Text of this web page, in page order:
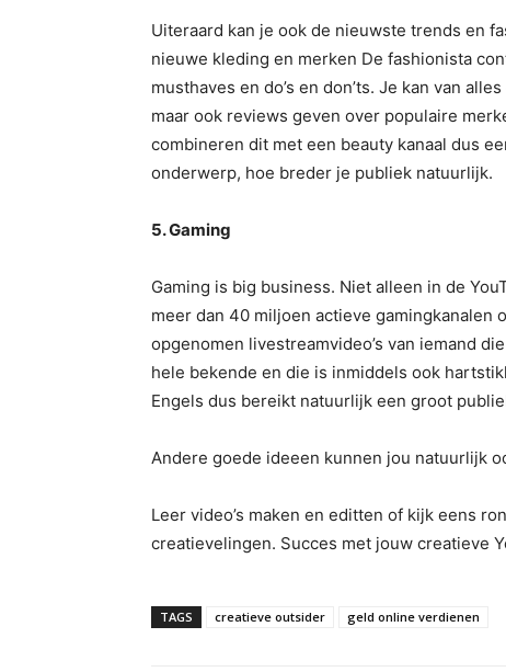
Uiteraard kan je ook de nieuwste trends en
nieuwe kleding en merken De fashionista
musthaves en do’s en don’ts. Je kan van
maar ook reviews geven over populaire
combineren dit met een beauty kanaal dus
onderwerp, hoe breder je publiek natuurlijk.
5. Gaming
Gaming is big business. Niet alleen in de
meer dan 40 miljoen actieve gamingkanalen
opgenomen livestreamvideo’s van iemand
hele bekende en die is inmiddels ook
Engels dus bereikt natuurlijk een groot
Andere goede ideeen kunnen jou natuurlijk
Leer video’s maken en editten of kijk eens
creatievelingen. Succes met jouw creatieve
TAGS creatieve outsider geld online verdienen